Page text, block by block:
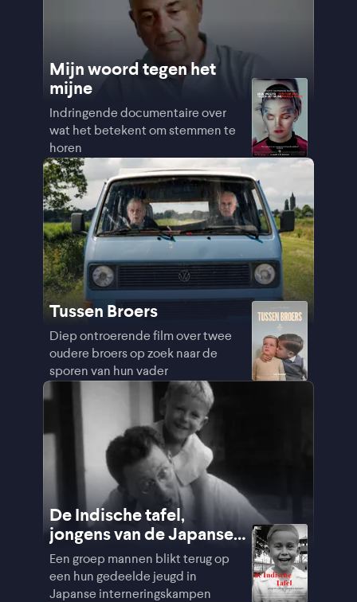
Mijn woord tegen het
mijne
Indringende documentaire over
wat het betekent om stemmen te
horen
Tussen Broers
Diep ontroerende film over twee
oudere broers op zoek naar de
sporen van hun vader
De Indische tafel,
jongens van de Japanse
kampen
Een groep mannen blikt terug op
een hun gedeelde jeugd in
Japanse interneringskampen